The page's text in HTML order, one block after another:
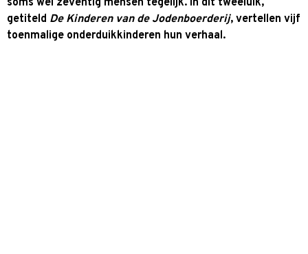
getiteld De Kinderen van de Jodenboerderij, vertellen vijf
toenmalige onderduikkinderen hun verhaal.